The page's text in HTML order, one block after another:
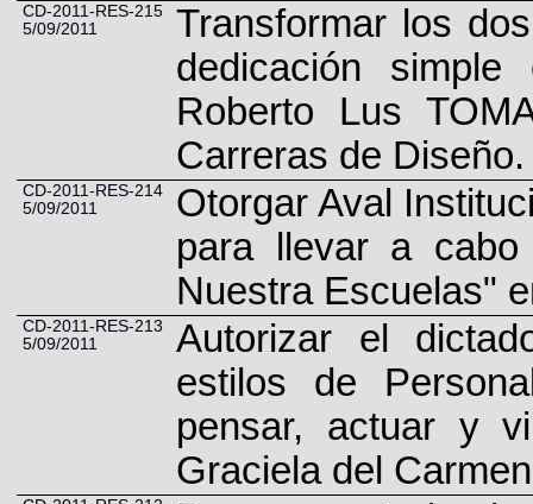
CD-2011-RES-215
5/09/2011
Transformar los
dedicación
Roberto Lus
CD-2011-RES-214
5/09/2011
Otorgar Aval
para llevar a
Nuestra Escuelas"
CD-2011-RES-213
5/09/2011
Autorizar el
estilos de
pensar, actuar y
Graciela del